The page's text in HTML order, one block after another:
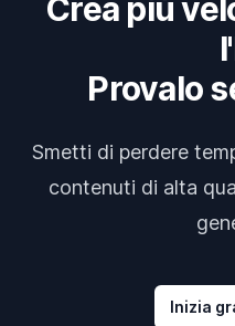
Crea più
Provalo
Smetti di perdere
contenuti di alta
Inizia